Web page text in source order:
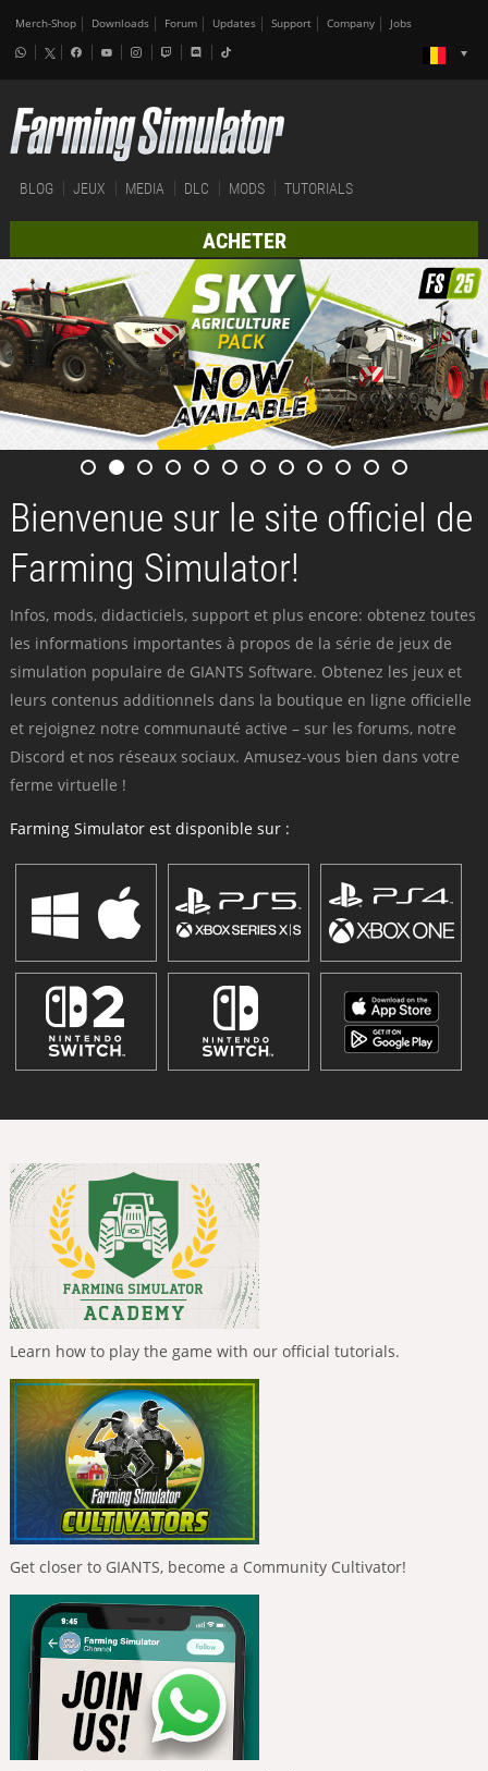
Merch-Shop Downloads Forum Updates Support Company Jobs
BLOG JEUX MEDIA DLC MODS TUTORIALS
ACHETER
Bienvenue sur le site officiel de
Farming Simulator!
Infos, mods, didacticiels, support et plus encore: obtenez toutes
les informations importantes à propos de la série de jeux de
simulation populaire de GIANTS Software. Obtenez les jeux et
leurs contenus additionnels dans la boutique en ligne officielle
et rejoignez notre communauté active – sur les forums, notre
Discord et nos réseaux sociaux. Amusez-vous bien dans votre
ferme virtuelle !
Farming Simulator est disponible sur :
Learn how to play the game with our official tutorials.
Get closer to GIANTS, become a Community Cultivator!